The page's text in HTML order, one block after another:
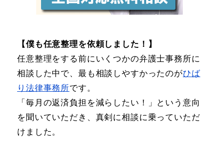
【僕も任意整理を依頼しました！】
任意整理をする前にいくつかの弁護士事務所に
相談した中で、最も相談しやすかったのがひば
り法律事務所です。
「毎月の返済負担を減らしたい！」という意向
を聞いていただき、真剣に相談に乗っていただ
けました。